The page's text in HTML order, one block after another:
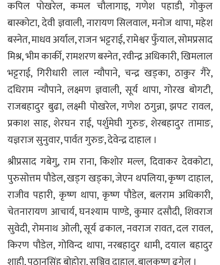
कपिल पोखरेल, कमल चौलागाइ, गणेश पहाडी, गोकुल
बास्कोटा, देवी ज्ञवाली, नारायण सिलवाल, मनोज थापा, महेश
बस्नेत, माधव अर्याल, राजन भट्टराई, रामेश्वर फुँयाल, सोमप्रसाद
मिश्र, भीम कार्की, रामशरण बस्नेत, रवीन्द्र अधिकारी, खिमलाल
भट्टराई, गिरीधारी लाल न्यौपाने, चन्द्र खड्का, ठाकुर गैरे,
दधिराम न्यौपाने, लक्ष्मण ज्ञवाली, सूर्य थापा, गोरख बोगटी,
राजबहादुर बुढा, लक्ष्मी पोखरेल, गणेश ठगुन्ना, झपट रावल,
प्रकाश साह, शेरघन राई, पर्शुमेघी गुरुङ, शेरबहादुर तामाङ,
यज्ञराज सुनुवार, पार्वत गुरुङ, देवेन्द्र दाहाल ।
श्रीप्रसाद गबेगु, राम राना, किशोर मल्ल, दिवाकर देवकोटा,
पुरुसोत्तम पौडेल, खड्ग खड्का, जेएन थपलिया, कृष्ण दाहाल,
राजीव पहारी, कृष्ण थापा, कृष्ण पौडेल, बलराम अधिकारी,
चेतनारायण आचार्य, घनश्याम पाण्डे, कुमार दसौदी, शिवराज
सुवेदी, रोमनाथ ओली, सूर्य ढकाल, नवराज रावत, दल रावल,
किरण पौडेल, गोविन्द थापा, नरबहादुर धामी, दयाल बहादुर